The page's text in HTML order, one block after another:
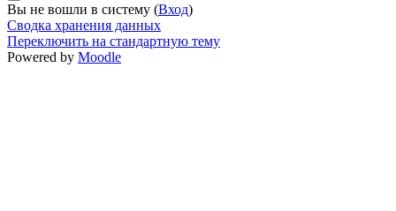
Вы не вошли в систему (Вход)
Сводка хранения данных
Переключить на стандартную тему
Powered by Moodle